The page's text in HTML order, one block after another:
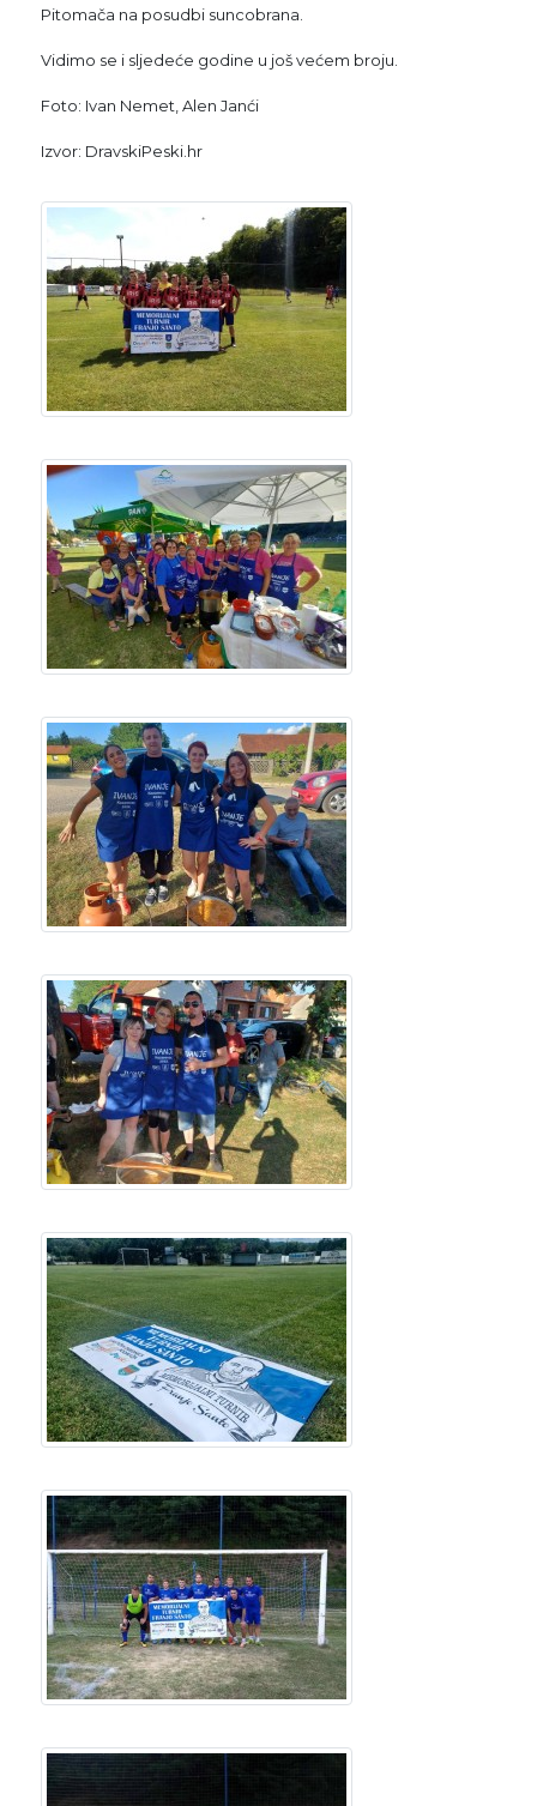
Pitomača na posudbi suncobrana.
Vidimo se i sljedeće godine u još većem broju.
Foto: Ivan Nemet, Alen Janći
Izvor: DravskiPeski.hr